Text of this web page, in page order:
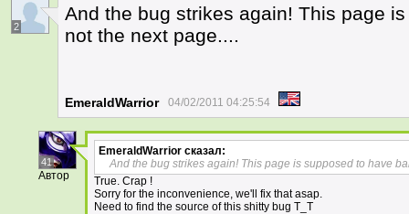
2
And the bug strikes again! This page
not the next page....
EmeraldWarrior 04/02/2011 04:25:54
41
Автор
EmeraldWarrior сказал:
And the bug strikes again! This page is supposed to have
True. Crap !
Sorry for the inconvenience, we'll fix that asap.
Need to find the source of this shitty bug T_T